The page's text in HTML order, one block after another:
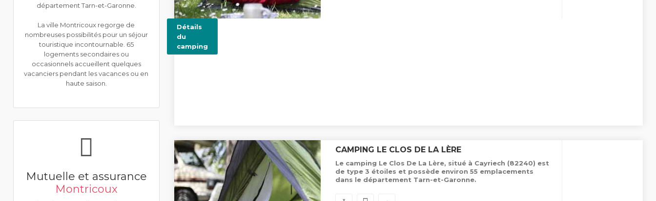
département Tarn-et-Garonne.
La ville Montricoux regorge de
nombreuses possibilités pour un séjour
touristique incontournable. 65
logements secondaires ou
occasionnels accueillent quelques
vacanciers pendant les vacances ou en
haute saison.
Mutuelle et assurance
Montricoux
Détails
du
camping
CAMPING LE CLOS DE LA LÈRE
Le camping Le Clos De La Lère, situé à Cayriech (82240) est
de type 3 étoiles et possède environ 55 emplacements
dans le département Tarn-et-Garonne.